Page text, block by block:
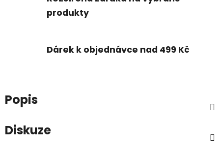
produkty
Dárek k objednávce nad 499 Kč
Popis
Diskuze